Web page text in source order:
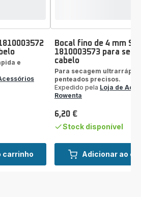
carrinho
e
Adicionar ao
Bocal fino de 4 mm
1810003573 para
cabelo
Para secagem
penteados precisos.
Expedido pela Loja de
Rowenta
Preço
6,20 €
Stock disponível